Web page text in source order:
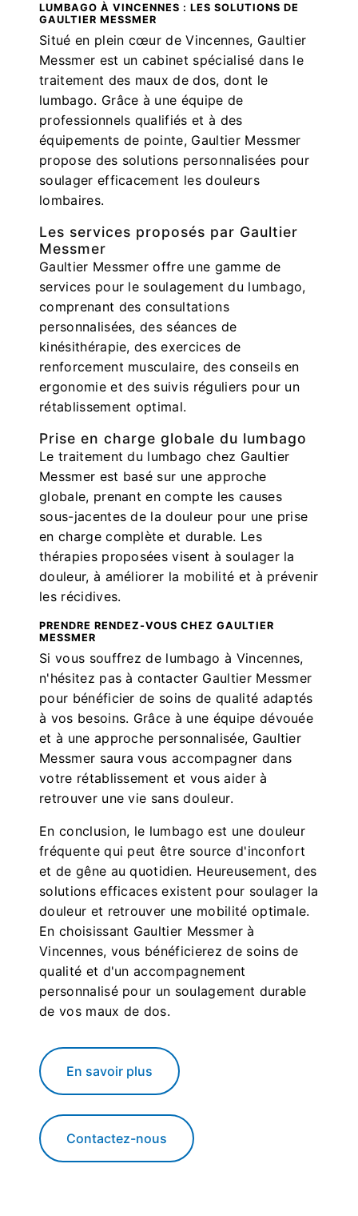
LUMBAGO À VINCENNES : LES SOLUTIONS DE
GAULTIER MESSMER
Situé en plein cœur de Vincennes, Gaultier
Messmer est un cabinet spécialisé dans le
traitement des maux de dos, dont le
lumbago. Grâce à une équipe de
professionnels qualifiés et à des
équipements de pointe, Gaultier Messmer
propose des solutions personnalisées pour
soulager efficacement les douleurs
lombaires.
Les services proposés par Gaultier
Messmer
Gaultier Messmer offre une gamme de
services pour le soulagement du lumbago,
comprenant des consultations
personnalisées, des séances de
kinésithérapie, des exercices de
renforcement musculaire, des conseils en
ergonomie et des suivis réguliers pour un
rétablissement optimal.
Prise en charge globale du lumbago
Le traitement du lumbago chez Gaultier
Messmer est basé sur une approche
globale, prenant en compte les causes
sous-jacentes de la douleur pour une prise
en charge complète et durable. Les
thérapies proposées visent à soulager la
douleur, à améliorer la mobilité et à prévenir
les récidives.
PRENDRE RENDEZ-VOUS CHEZ GAULTIER
MESSMER
Si vous souffrez de lumbago à Vincennes,
n'hésitez pas à contacter Gaultier Messmer
pour bénéficier de soins de qualité adaptés
à vos besoins. Grâce à une équipe dévouée
et à une approche personnalisée, Gaultier
Messmer saura vous accompagner dans
votre rétablissement et vous aider à
retrouver une vie sans douleur.
En conclusion, le lumbago est une douleur
fréquente qui peut être source d'inconfort
et de gêne au quotidien. Heureusement, des
solutions efficaces existent pour soulager la
douleur et retrouver une mobilité optimale.
En choisissant Gaultier Messmer à
Vincennes, vous bénéficierez de soins de
qualité et d'un accompagnement
personnalisé pour un soulagement durable
de vos maux de dos.
En savoir plus
Contactez-nous